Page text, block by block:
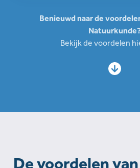
Benieuwd naar de
Bekijk de voordelen
De voordelen